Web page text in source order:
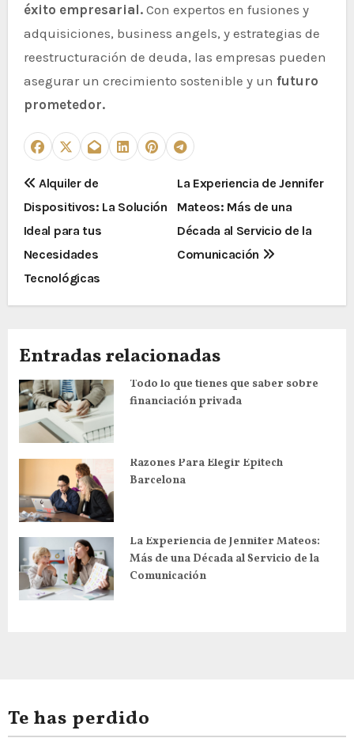
éxito empresarial.Con expertos en fusiones y
adquisiciones, business angels, y estrategias de
reestructuración de deuda, las empresas pueden
asegurar un crecimiento sostenible y un futuro
prometedor.
N
a
v
e
g
i
n
d
e
t
r
a
d
Alquiler de
Dispositivos: La Solución
Ideal para tus
Necesidades
Tecnológicas
La Experiencia de Jennifer
Mateos: Más de una
Década al Servicio de la
Comunicación
Entradas relacionadas
Todo lo que tienes que saber sobre
financiación privada
Razones Para Elegir Epitech
Barcelona
La Experiencia de Jennifer Mateos:
Más de una Década al Servicio de la
Comunicación
Te has perdido